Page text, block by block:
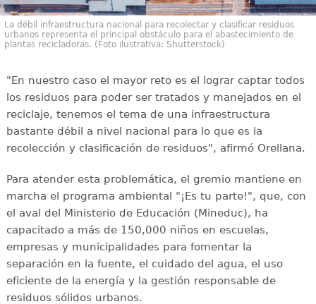
La débil infraestructura nacional para recolectar y clasificar residuos
urbanos representa el principal obstáculo para el abastecimiento de
plantas recicladoras. (Foto ilustrativa: Shutterstock)
"En nuestro caso el mayor reto es el lograr captar todos
los residuos para poder ser tratados y manejados en el
reciclaje, tenemos el tema de una infraestructura
bastante débil a nivel nacional para lo que es la
recolección y clasificación de residuos", afirmó Orellana.
Para atender esta problemática, el gremio mantiene en
marcha el programa ambiental "¡Es tu parte!", que, con
el aval del Ministerio de Educación (Mineduc), ha
capacitado a más de 150,000 niños en escuelas,
empresas y municipalidades para fomentar la
separación en la fuente, el cuidado del agua, el uso
eficiente de la energía y la gestión responsable de
residuos sólidos urbanos.